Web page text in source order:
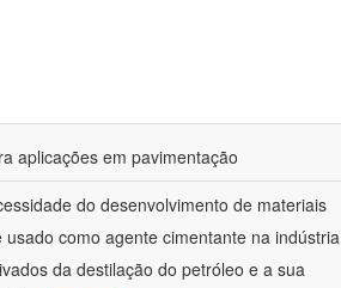
aplicações em pavimentação
do desenvolvimento de materiais
como agente cimentante na indústria
da destilação do petróleo e a sua